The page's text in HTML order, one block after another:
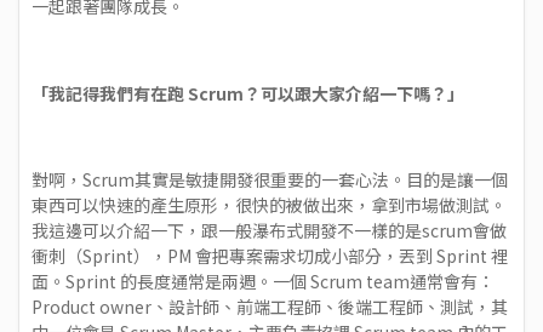
一起跟著團隊成長。
「我記得我們有在跑 Scrum？可以跟大家介紹一下嗎？」
對啊，Scrum其實是敏捷開發很重要的一套心法。目的是讓一個
東西可以快速的產生原形，很快的被做出來，拿到市場做測試。
我這邊可以介紹一下，跟一般瀑布式開發不一樣的是scrum會做
衝刺（Sprint），PM 會把專案需求切成小部分，丟到 Sprint 裡
面。Sprint 的長度通常是兩週。一個 Scrum team通常會有：
Product owner、設計師、前端工程師、後端工程師、測試，其